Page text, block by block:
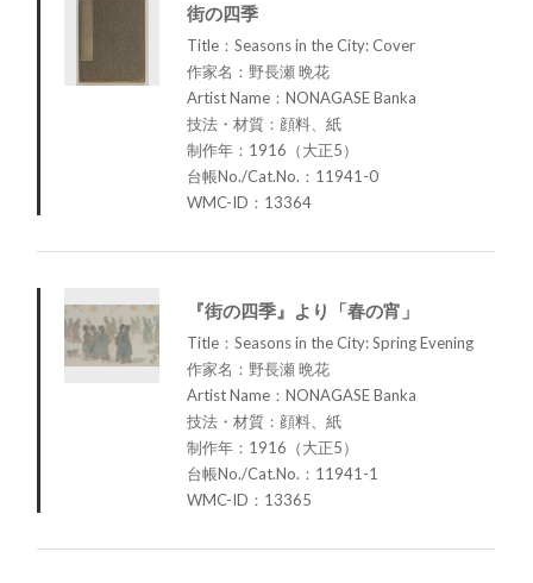
街の四季
Title：Seasons in the City: Cover
作家名：野長瀬 晩花
Artist Name：NONAGASE Banka
技法・材質：顔料、紙
制作年：1916（大正5）
台帳No./Cat.No.：11941-0
WMC-ID：13364
『街の四季』より「春の宵」
Title：Seasons in the City: Spring Evening
作家名：野長瀬 晩花
Artist Name：NONAGASE Banka
技法・材質：顔料、紙
制作年：1916（大正5）
台帳No./Cat.No.：11941-1
WMC-ID：13365